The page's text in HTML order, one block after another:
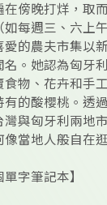
在傍晚打烊，取
如每週三、六上
愛的農夫市集以
名。她認為匈牙
食物、花卉和手
有的酸櫻桃。透
灣與匈牙利兩地
當地人般自在
單字筆記本】